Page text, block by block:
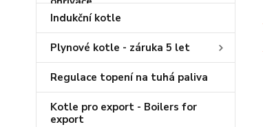
Indukční kotle
Plynové kotle - záruka 5 let
Regulace topení na tuhá paliva
Kotle pro export - Boilers for
export